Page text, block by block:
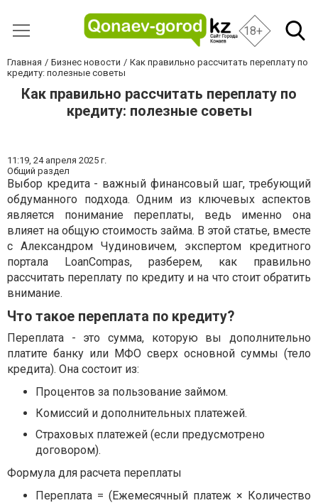
18+
Главная Бизнес новости
Как правильно рассчитать переплату по
кредиту: полезные советы
Как правильно рассчитать переплату по
кредиту: полезные советы
11:19, 24 апреля 2025 г.
Общий раздел
Выбор кредита - важный финансовый шаг, требующий
обдуманного подхода. Одним из ключевых аспектов
является понимание переплаты, ведь именно она
влияет на общую стоимость займа. В этой статье, вместе
с Александром Чудиновичем, экспертом кредитного
портала LoanCompas, разберем, как правильно
рассчитать переплату по кредиту и на что стоит обратить
внимание.
Что такое переплата по кредиту?
Переплата - это сумма, которую вы дополнительно
платите банку или МФО сверх основной суммы (тело
кредита). Она состоит из:
Процентов за пользование займом.
Комиссий и дополнительных платежей.
Страховых платежей (если предусмотрено
договором).
Формула для расчета переплаты
Переплата = (Ежемесячный платеж × Количество